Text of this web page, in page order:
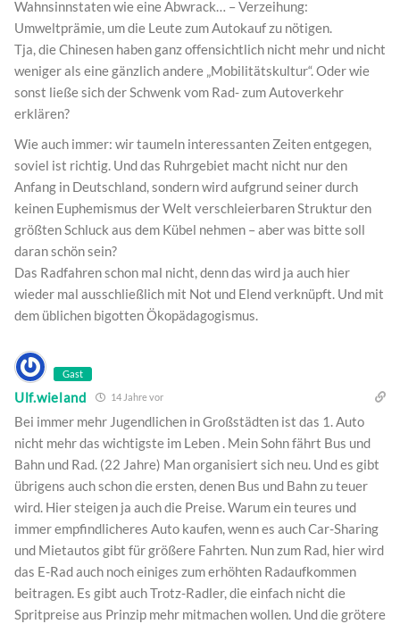
Wahnsinnstaten wie eine Abwrack… – Verzeihung:
Umweltprämie, um die Leute zum Autokauf zu nötigen.
Tja, die Chinesen haben ganz offensichtlich nicht mehr und nicht
weniger als eine gänzlich andere „Mobilitätskultur“. Oder wie
sonst ließe sich der Schwenk vom Rad- zum Autoverkehr
erklären?
Wie auch immer: wir taumeln interessanten Zeiten entgegen,
soviel ist richtig. Und das Ruhrgebiet macht nicht nur den
Anfang in Deutschland, sondern wird aufgrund seiner durch
keinen Euphemismus der Welt verschleierbaren Struktur den
größten Schluck aus dem Kübel nehmen – aber was bitte soll
daran schön sein?
Das Radfahren schon mal nicht, denn das wird ja auch hier
wieder mal ausschließlich mit Not und Elend verknüpft. Und mit
dem üblichen bigotten Ökopädagogismus.
Gast
Ulf.wieland 14 Jahre vor
Bei immer mehr Jugendlichen in Großstädten ist das 1. Auto
nicht mehr das wichtigste im Leben . Mein Sohn fährt Bus und
Bahn und Rad. (22 Jahre) Man organisiert sich neu. Und es gibt
übrigens auch schon die ersten, denen Bus und Bahn zu teuer
wird. Hier steigen ja auch die Preise. Warum ein teures und
immer empfindlicheres Auto kaufen, wenn es auch Car-Sharing
und Mietautos gibt für größere Fahrten. Nun zum Rad, hier wird
das E-Rad auch noch einiges zum erhöhten Radaufkommen
beitragen. Es gibt auch Trotz-Radler, die einfach nicht die
Spritpreise aus Prinzip mehr mitmachen wollen. Und die grötere